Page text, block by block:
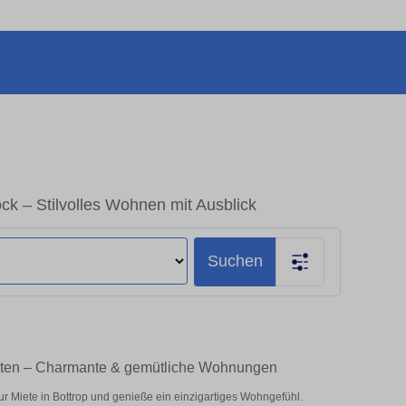
– Stilvolles Wohnen mit Ausblick
Suchen
– Charmante & gemütliche Wohnungen
Miete in Bottrop und genieße ein einzigartiges Wohngefühl.